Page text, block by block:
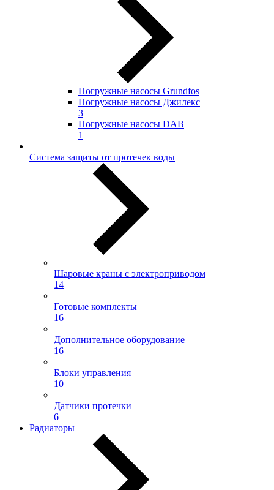
Погружные насосы Grundfos
Погружные насосы Джилекс
3
Погружные насосы DAB
1
Система защиты от протечек воды
Шаровые краны с электроприводом
14
Готовые комплекты
16
Дополнительное оборудование
16
Блоки управления
10
Датчики протечки
6
Радиаторы